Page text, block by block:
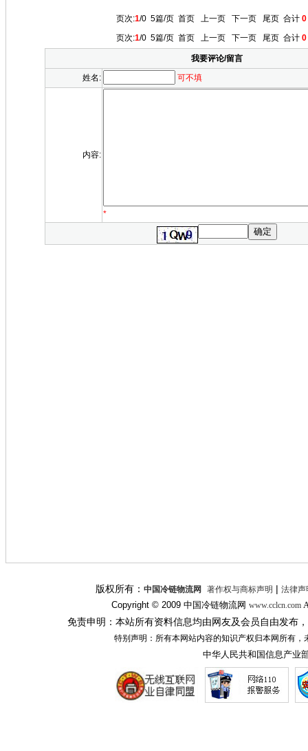
版权所有： 中国冷链物流网 著作权与商标声明 | 法律声
Copyright © 2009 中国冷链物流网 www.cclcn.com
免责申明：本站所有资料信息均由网友及会员自由发布
特别声明：所有本网站内容的知识产权归本网所有
中华人民共和国信息产业